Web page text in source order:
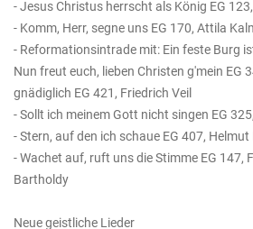
- Jesus Christus herrscht als König EG
- Komm, Herr, segne uns EG 170, Attila
- Reformationsintrade mit: Ein feste Burg
Nun freut euch, lieben Christen g'mein EG
gnädiglich EG 421, Friedrich Veil
- Sollt ich meinem Gott nicht singen EG
- Stern, auf den ich schaue EG 407, Helmut
- Wachet auf, ruft uns die Stimme EG 147,
Bartholdy
Neue geistliche Lieder